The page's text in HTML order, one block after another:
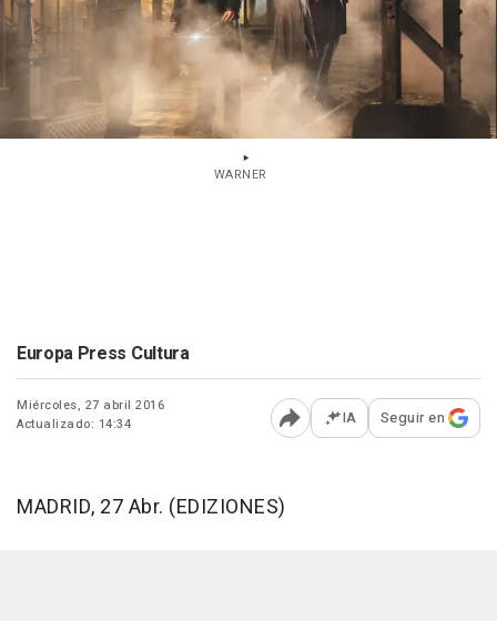
WARNER
Europa Press Cultura
Miércoles, 27 abril 2016
Actualizado: 14:34
Abrir opciones para
IA Seguir en
MADRID, 27 Abr. (EDIZIONES)